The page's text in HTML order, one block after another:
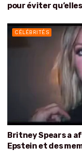
pour éviter
CÉLÉBRITÉS
Britney Spears a
Epstein et des